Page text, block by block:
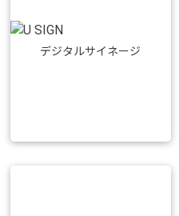
デジタルサイネージ